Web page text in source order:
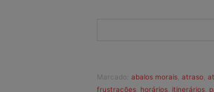
Marcado: abalos morais atraso
frustrações horários itinerários